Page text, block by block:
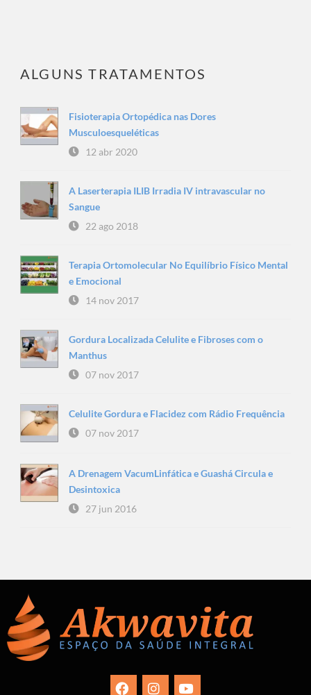
ALGUNS TRATAMENTOS
Fisioterapia Ortopédica nas Dores
Musculoesqueléticas
12 abr 2020
A Laserterapia ILIB Irradia IV intravascular no
Sangue
22 ago 2018
Terapia Ortomolecular No Equilíbrio Físico Mental
e Emocional
14 nov 2017
Gordura Localizada Celulite e Fibroses com o
Manthus
07 nov 2017
Celulite Gordura e Flacidez com Rádio Frequência
07 nov 2017
A Drenagem VacumLinfática e Guashá Circula e
Desintoxica
27 jun 2016